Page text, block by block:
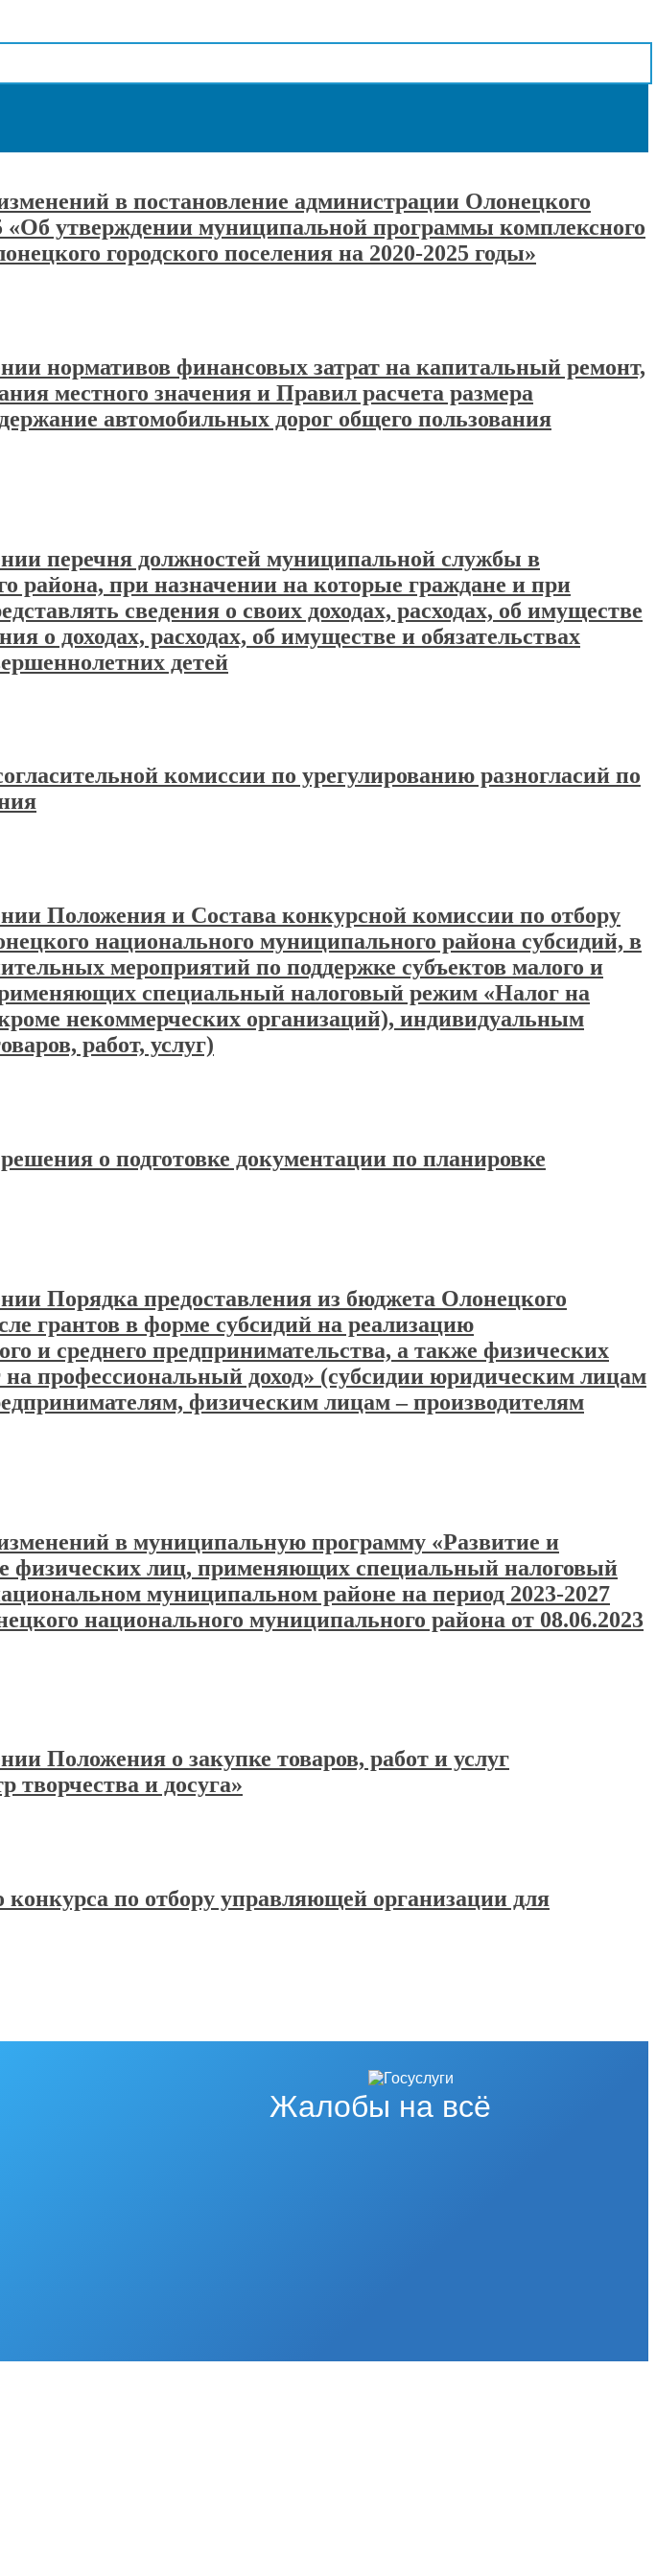
в постановление администрации Олонецкого
утверждении муниципальной программы комплексного
городского поселения на 2020-2025 годы»
нормативов финансовых затрат на капитальный ремонт,
местного значения и Правил расчета размера
автомобильных дорог общего пользования
перечня должностей муниципальной службы в
района, при назначении на которые граждане и при
сведения о своих доходах, расходах, об имуществе
о доходах, расходах, об имуществе и обязательствах
детей
комиссии по урегулированию разногласий по
Положения и Состава конкурсной комиссии по отбору
национального муниципального района субсидий, в
мероприятий по поддержке субъектов малого и
специальный налоговый режим «Налог на
некоммерческих организаций), индивидуальным
работ, услуг)
о подготовке документации по планировке
Порядка предоставления из бюджета Олонецкого
грантов в форме субсидий на реализацию
и среднего предпринимательства, а также физических
профессиональный доход» (субсидии юридическим лицам
физическим лицам – производителям
в муниципальную программу «Развитие и
физических лиц, применяющих специальный налоговый
муниципальном районе на период 2023-2027
национального муниципального района от 08.06.2023
Положения о закупке товаров, работ и услуг
и досуга»
по отбору управляющей организации для
Жалобы на всё